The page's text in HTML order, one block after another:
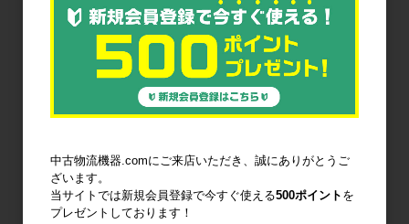
安全設備
オフィス用
品・衛生用品
中古物流機器.comにご来店いただき、誠にありがとうご
ざいます。
当サイトでは新規会員登録で今すぐ使える500ポイント を
プレゼントしております！